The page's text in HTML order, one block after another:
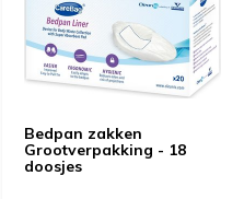
Bedpan zakken
Grootverpakking - 18
doosjes